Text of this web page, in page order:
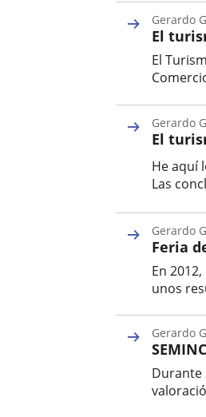
El
El
Gerardo
El
He aquí
Las
Gerardo
Feria
En
unos
Gerardo
Durante
Gerardo